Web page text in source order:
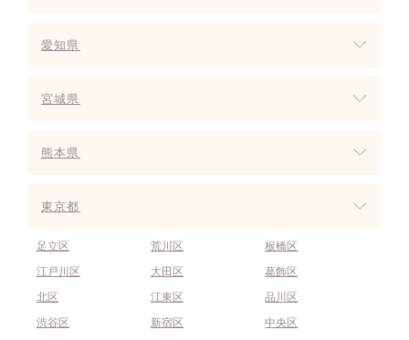
愛知県
宮城県
熊本県
東京都
足立区 荒川区
板橋区
江戸川区
大田区
葛飾区
北区
江東区
品川区
渋谷区
新宿区
中央区